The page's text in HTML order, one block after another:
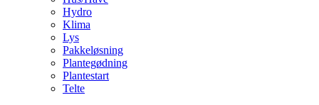
Hydro
Klima
Lys
Pakkeløsning
Plantegødning
Plantestart
Telte